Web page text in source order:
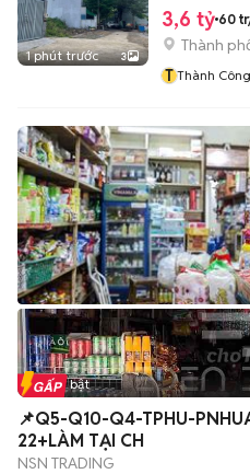
1 phút trước 3
3,6 tỷ 60
Thành
T Thành Công
Tin nổi bật
📌Q5-Q10-Q4-TPHU-
22+LÀM TẠI CH
NSN TRADING